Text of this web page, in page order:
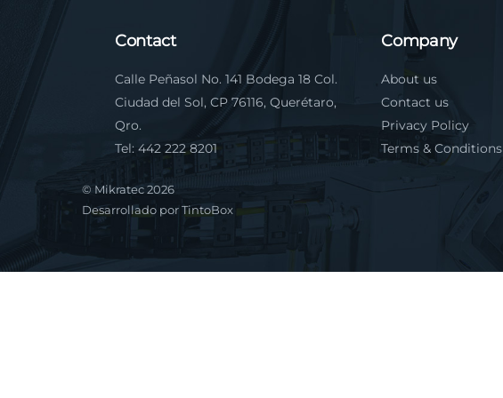
Contact
Calle Peñasol No. 141 Bodega 18 Col.
Ciudad del Sol, CP 76116, Querétaro,
Qro.
Tel: 442 222 8201
Company
About us
Contact us
Privacy Policy
Terms & Conditions
© Mikratec2026
Desarrollado porTintoBox